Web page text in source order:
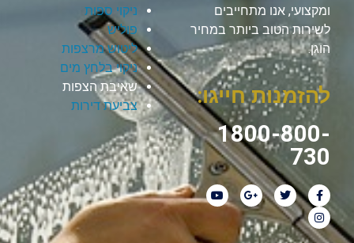
ומקצועי, אנו מתחייבים
לשירות הטוב ביותר במחיר
הוגן.
להזמנות חייגו:
1800-800-
730
ניקוי ספות
פוליש
ליטוש מרצפות
ניקוי בלחץ מים
שאיבת הצפות
צביעת דירות